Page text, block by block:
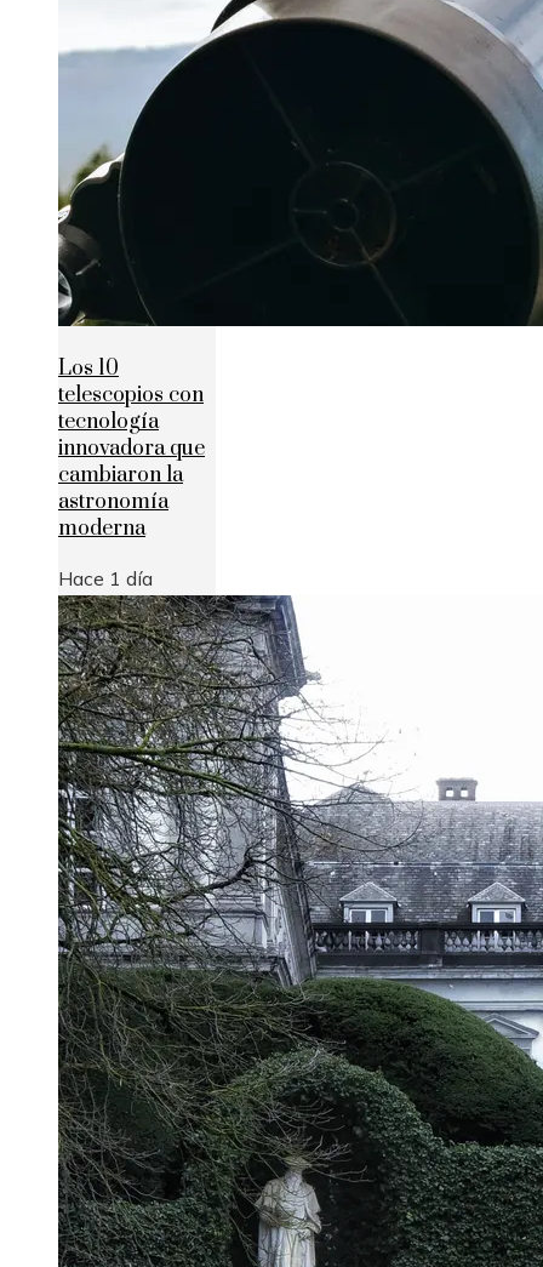
Los 10
telescopios con
tecnología
innovadora que
cambiaron la
astronomía
moderna
Hace 1 día